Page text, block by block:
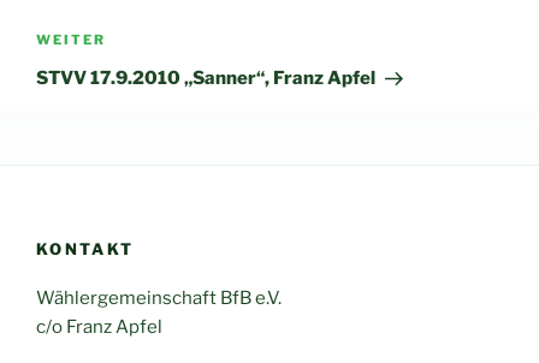
Nächster
Beitrag
WEITER
STVV 17.9.2010 „Sanner“, Franz Apfel
KONTAKT
Wählergemeinschaft BfB e.V.
c/o Franz Apfel